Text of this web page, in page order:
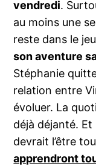
vendredi.
au moins une
reste dans le
son aventure
Stéphanie
relation entre
évoluer. La
déjà déjanté.
devrait l’être
apprendront